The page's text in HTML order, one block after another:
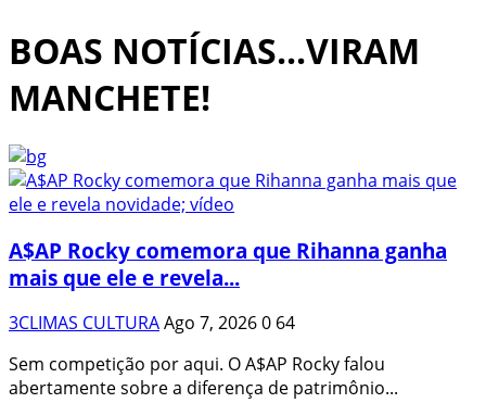
BOAS NOTÍCIAS...VIRAM
MANCHETE!
A$AP Rocky comemora que Rihanna ganha
mais que ele e revela...
3CLIMAS CULTURAAgo 7, 20260 64
Sem competição por aqui. O A$AP Rocky falou
abertamente sobre a diferença de patrimônio...